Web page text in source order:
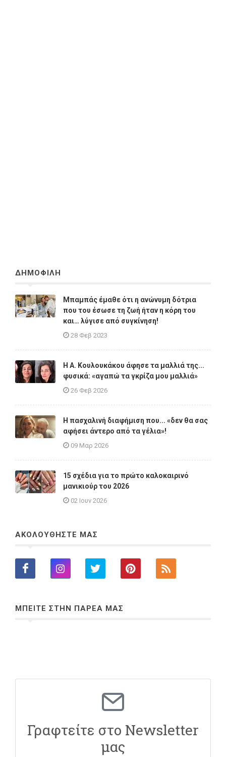
ΔΗΜΟΦΙΛΗ
Μπαμπάς έμαθε ότι η ανώνυμη δότρια
που του έσωσε τη ζωή ήταν η κόρη του
και… λύγισε από συγκίνηση!
28 Φεβ 2023
Η A. Κουλουκάκου άφησε τα μαλλιά της...
φυσικά: «αγαπώ τα γκρίζα μου μαλλιά»
26 Φεβ 2026
Η πασχαλινή διαφήμιση που... «δεν θα σας
αφήσει άντερο από τα γέλια»!
09 Μαρ 2026
15 σχέδια για το πρώτο καλοκαιρινό
μανικιούρ του 2026
02 Ιουν 2026
ΑΚΟΛΟΥΘΗΣΤΕ ΜΑΣ
ΜΠΕΙΤΕ ΣΤΗΝ ΠΑΡΕΑ ΜΑΣ
Γραφτείτε στο Newsletter
μας